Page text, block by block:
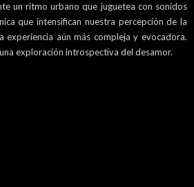
un ritmo urbano que juguetea con sonidos
que intensifican nuestra percepción de la
experiencia aún más compleja y evocadora.
exploración introspectiva del desamor.